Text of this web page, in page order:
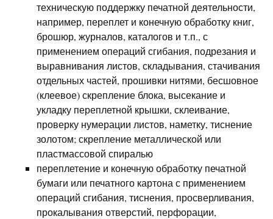
техническую поддержку печатной деятельности,
например, переплет и конечную обработку книг,
брошюр, журналов, каталогов и т.п., с
применением операций сгибания, подрезания и
выравнивания листов, складывания, стачивания
отдельных частей, прошивки нитями, бесшовное
(клеевое) скрепление блока, высекание и
укладку переплетной крышки, склеивание,
проверку нумерации листов, наметку, тиснение
золотом; скрепление металлической или
пластмассовой спиралью
переплетение и конечную обработку печатной
бумаги или печатного картона с применением
операций сгибания, тиснения, просверливания,
прокалывания отверстий, перфорации,